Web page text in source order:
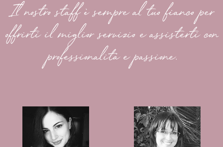
Il nostro staff è sempre al tuo fianco per
offrirti il miglior servizio e assisterti con
professionalità e passione.